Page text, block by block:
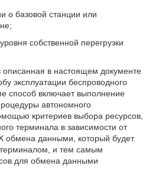
о базовой станции или
собственной перегрузки
описанная в настоящем документе
эксплуатации беспроводного
способ включает выполнение
автономного
критериев выбора ресурсов,
терминала в зависимости от
обмена данными, который будет
и тем самым
для обмена данными